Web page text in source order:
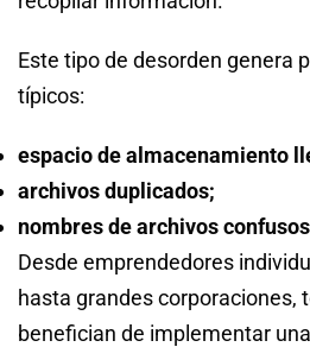
Este tipo de desorden genera
típicos:
espacio de almacenamiento
archivos duplicados;
nombres de archivos
Desde emprendedores
hasta grandes corporaciones,
benefician de implementar una